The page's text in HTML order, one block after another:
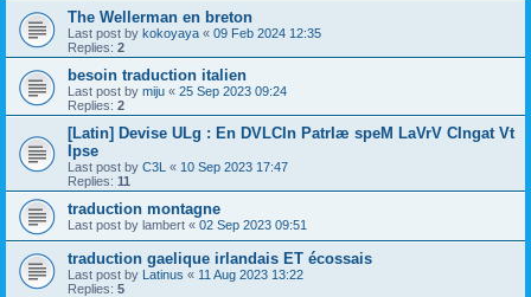
The Wellerman en breton
Last post by kokoyaya « 09 Feb 2024 12:35
Replies: 2
besoin traduction italien
Last post by miju « 25 Sep 2023 09:24
Replies: 2
[Latin] Devise ULg : En DVLCIn PatrIæ speM LaVrV CIngat Vt
Ipse
Last post by C3L « 10 Sep 2023 17:47
Replies: 11
traduction montagne
Last post by lambert « 02 Sep 2023 09:51
traduction gaelique irlandais ET écossais
Last post by Latinus « 11 Aug 2023 13:22
Replies: 5